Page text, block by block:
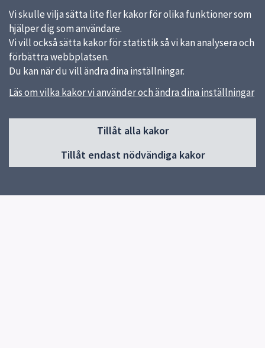
Vi skulle vilja sätta lite fler kakor för olika funktioner som
hjälper dig som användare.
Vi vill också sätta kakor för statistik så vi kan analysera och
förbättra webbplatsen.
Du kan när du vill ändra dina inställningar.
Läs om vilka kakor vi använder och ändra dina inställningar
Tillåt alla kakor
Tillåt endast nödvändiga kakor
Sidfot
Våra kök och menyer